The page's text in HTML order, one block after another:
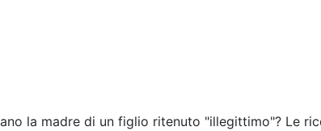
la madre di un figlio ritenuto "illegittimo"? Le